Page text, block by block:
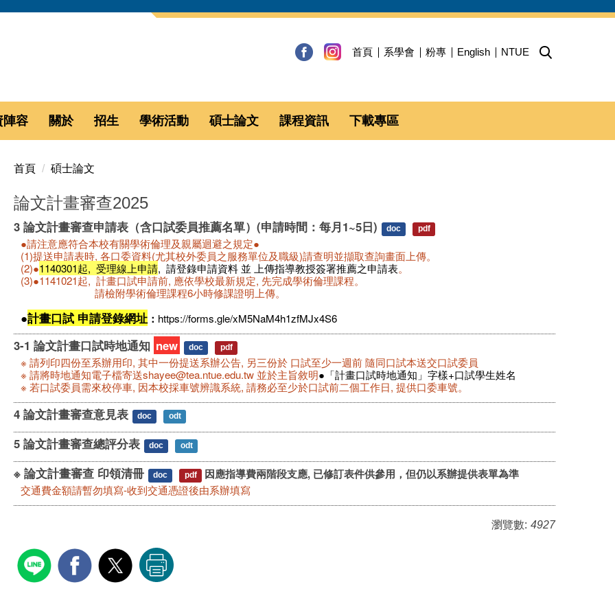
首頁 系學會 粉專 English NTUE
陣容 關於 招生 學術活動 碩士論文 課程資訊 下載專區
首頁 碩士論文
論文計畫審查2025
3 論文計畫審查申請表（含口試委員推薦名單）(申請時間：每月1~5日) doc pdf
●請注意應符合本校有關學術倫理及親屬迴避之規定●
(1)提送申請表時, 各口委資料(尤其校外委員之服務單位及職級)請查明並擷取查詢畫面上傳。
(2)●1140301起, 受理線上申請, 請登錄申請資料 並 上傳指導教授簽署推薦之申請表。
(3)●1141021起, 計畫口試申請前, 應依學校最新規定, 先完成學術倫理課程。
請檢附學術倫理課程6小時修課證明上傳。
●計畫口試 申請登錄網址 ： https://forms.gle/xM5NaM4h1zfMJx4S6
3-1 論文計畫口試時地通知 new doc pdf
※ 請列印四份至系辦用印, 其中一份提送系辦公告, 另三份於 口試至少一週前 隨同口試本送交口試委員
※ 請將時地通知電子檔寄送shayee@tea.ntue.edu.tw 並於主旨敘明●「計畫口試時地通知」字樣+口試學生姓名
※ 若口試委員需來校停車, 因本校採車號辨識系統, 請務必至少於口試前二個工作日, 提供口委車號。
4 論文計畫審查意見表 doc odt
5 論文計畫審查總評分表 doc odt
※ 論文計畫審查 印領清冊 doc pdf 因應指導費兩階段支應, 已修訂表件供參用，但仍以系辦提供表單為準
交通費金額請暫勿填寫-收到交通憑證後由系辦填寫
瀏覽數: 4927